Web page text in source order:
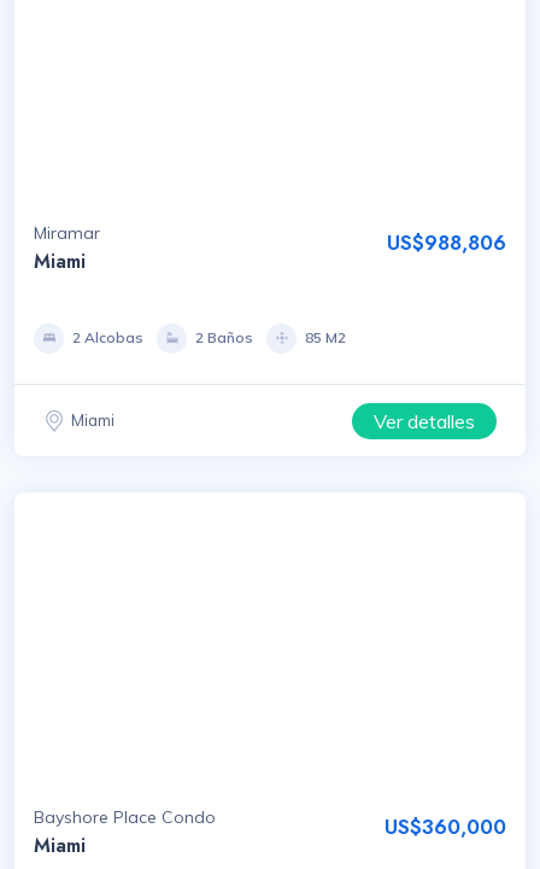
Miramar
Miami
US$988,806
2 Alcobas 2 Baños 85 M2
Miami Ver detalles
Bayshore Place Condo
Miami
US$360,000